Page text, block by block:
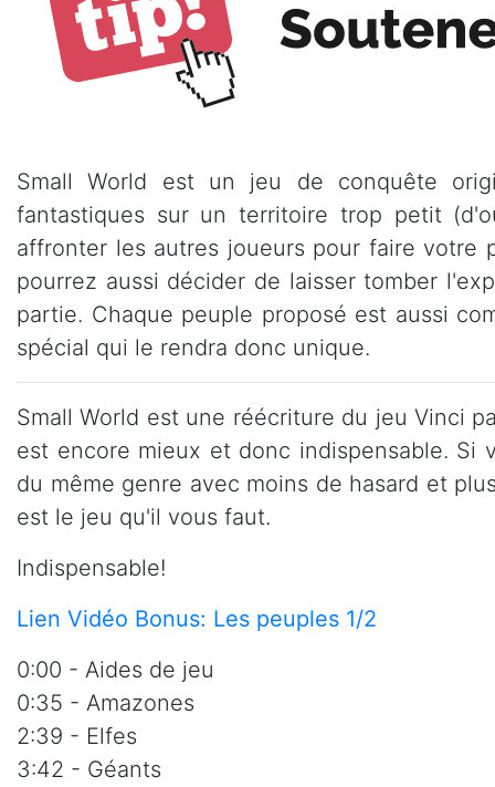
Small World est un jeu de conquête
fantastiques sur un territoire trop petit
affronter les autres joueurs pour faire votre
pourrez aussi décider de laisser tomber
partie. Chaque peuple proposé est aussi
spécial qui le rendra donc unique.
Small World est une réécriture du jeu Vinci
est encore mieux et donc indispensable.
du même genre avec moins de hasard et
est le jeu qu'il vous faut.
Indispensable!
Lien Vidéo Bonus: Les peuples 1/2
0:00 - Aides de jeu
0:35 - Amazones
2:39 - Elfes
3:42 - Géants